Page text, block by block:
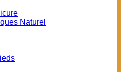
Naturel